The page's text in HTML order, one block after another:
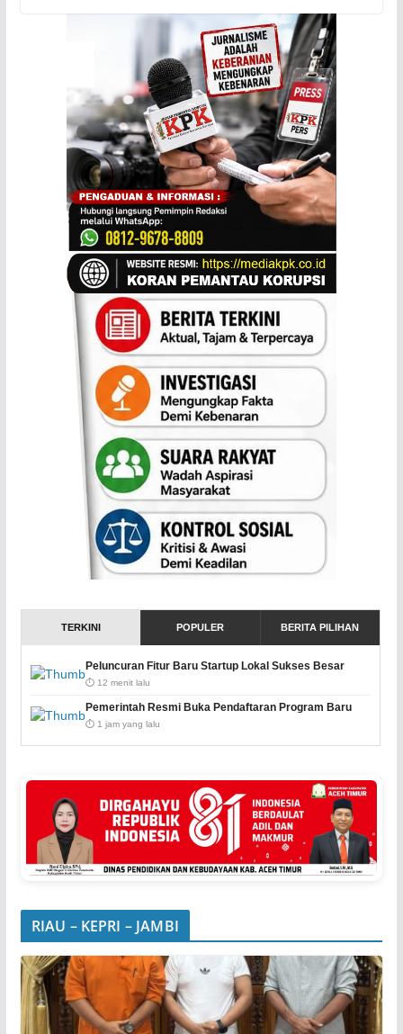
TERKINI POPULER BERITA PILIHAN
Peluncuran Fitur Baru Startup Lokal Sukses Besar
⏱️ 12 menit lalu
Pemerintah Resmi Buka Pendaftaran Program Baru
⏱️ 1 jam yang lalu
RIAU – KEPRI – JAMBI